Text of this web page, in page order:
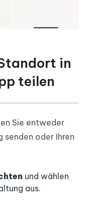
in
teilen
Sie entweder
senden oder Ihren
und wählen
aus.